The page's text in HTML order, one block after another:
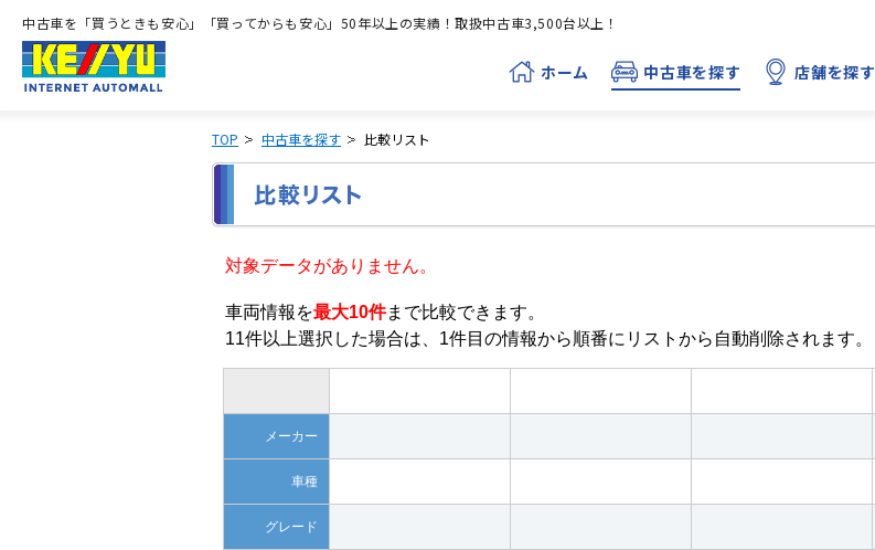
中古車を「買うときも安心」「買ってからも安心」50年以上の実績！取扱中古車3,500台以上！
ホーム 中古車を探す 店舗を探す
TOP 中古車を探す 比較リスト
対象データがありません。
車両情報を最大10件まで比較できます。
11件以上選択した場合は、1件目の情報から順番にリストから自動削除されます。
メーカー
車種
グレード